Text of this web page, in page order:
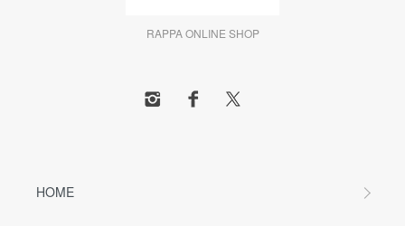
RAPPA ONLINE SHOP
HOME